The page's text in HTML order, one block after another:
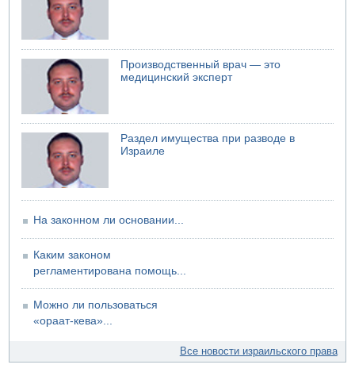
Саудовская Аравия сообщает о нападении хуситов
06.08.2026 13:43
И еще иранские агенты
06.08.2026 13:13
Арестованы двое подозреваемых в стрельбе по
электрической компании
06.08.2026 13:07
Возле Кирьят-Арбы пожар на местности
06.08.2026 12:06
США не будут давить на Израиль в вопросе Ливана
06.08.2026 11:41
Производственный врач — это
медицинский эксперт
Раздел имущества при разводе в
Израиле
На законном ли основании...
Каким законом
регламентирована помощь...
Можно ли пользоваться
«ораат-кева»...
Все новости израильского права